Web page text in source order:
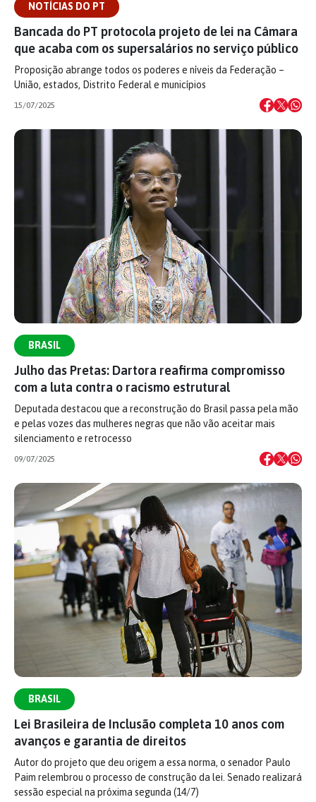
NOTÍCIAS DO PT
Bancada do PT protocola projeto de lei na Câmara
que acaba com os supersalários no serviço público
Proposição abrange todos os poderes e níveis da Federação –
União, estados, Distrito Federal e municípios
15/07/2025
BRASIL
Julho das Pretas: Dartora reafirma compromisso
com a luta contra o racismo estrutural
Deputada destacou que a reconstrução do Brasil passa pela mão
e pelas vozes das mulheres negras que não vão aceitar mais
silenciamento e retrocesso
09/07/2025
BRASIL
Lei Brasileira de Inclusão completa 10 anos com
avanços e garantia de direitos
Autor do projeto que deu origem a essa norma, o senador Paulo
Paim relembrou o processo de construção da lei. Senado realizará
sessão especial na próxima segunda (14/7)